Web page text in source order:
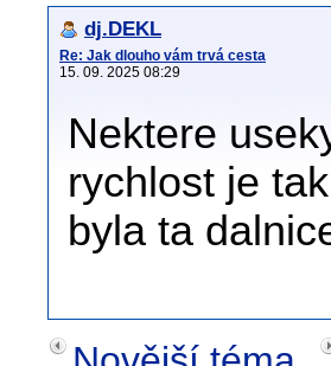
dj.DEKL
Re: Jak dlouho vám trvá cesta
15. 09. 2025 08:29
Nektere
rychlost je
byla ta